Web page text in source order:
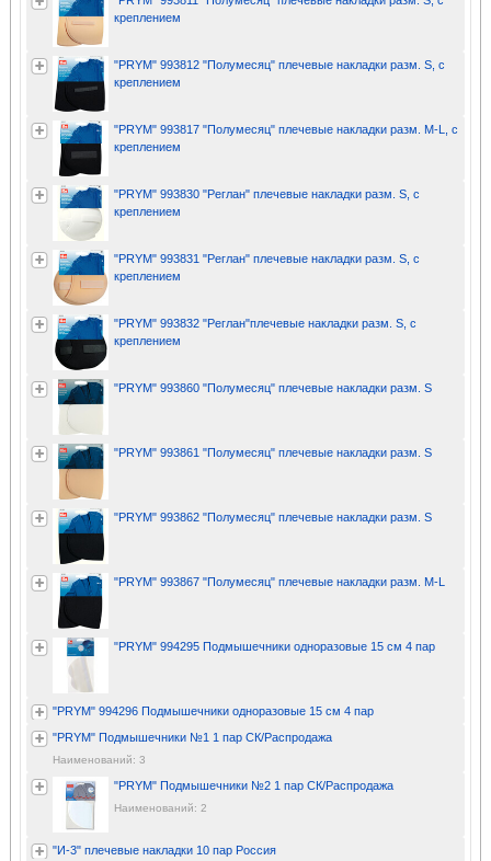
креплением
"PRYM" 993812 "Полумесяц" плечевые накладки разм. S, с
креплением
"PRYM" 993817 "Полумесяц" плечевые накладки разм. M-L, с
креплением
"PRYM" 993830 "Реглан" плечевые накладки разм. S, с
креплением
"PRYM" 993831 "Реглан" плечевые накладки разм. S, с
креплением
"PRYM" 993832 "Реглан"плечевые накладки разм. S, с
креплением
"PRYM" 993860 "Полумесяц" плечевые накладки разм. S
"PRYM" 993861 "Полумесяц" плечевые накладки разм. S
"PRYM" 993862 "Полумесяц" плечевые накладки разм. S
"PRYM" 993867 "Полумесяц" плечевые накладки разм. M-L
"PRYM" 994295 Подмышечники одноразовые 15 см 4 пар
"PRYM" 994296 Подмышечники одноразовые 15 см 4 пар
"PRYM" Подмышечники №1 1 пар СК/Распродажа
Наименований: 3
"PRYM" Подмышечники №2 1 пар СК/Распродажа
Наименований: 2
"И-3" плечевые накладки 10 пар Россия